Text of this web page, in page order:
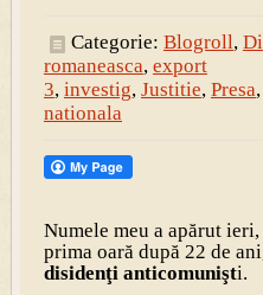
Categorie: Blogroll,
romaneasca, export
3, investig, Justitie, Presa,
nationala
Numele meu a apărut
prima oară după 22 de
disidenţi anticomunişti.